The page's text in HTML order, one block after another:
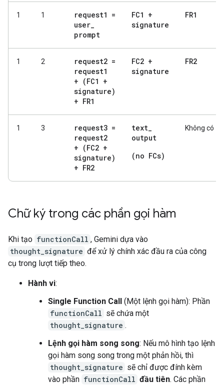
1 1
request1 =
user_
prompt
FC1 +
signature
FR1
1 2
request2 =
request1
+ (FC1 +
signature)
+ FR1
FC2 +
signature
FR2
1 3
request3 =
request2
+ (FC2 +
signature)
+ FR2
text_
output
(no FCs)
Không có
Chữ ký trong các phần gọi hàm
Khi tạo functionCall , Gemini dựa vào
thought_signature để xử lý chính xác đầu ra của công
cụ trong lượt tiếp theo.
Hành vi:
Single Function Call (Một lệnh gọi hàm): Phần
functionCall sẽ chứa một
thought_signature .
Lệnh gọi hàm song song: Nếu mô hình tạo lệnh
gọi hàm song song trong một phản hồi, thì
thought_signature sẽ chỉ được đính kèm
vào phần functionCall đầu tiên. Các phần